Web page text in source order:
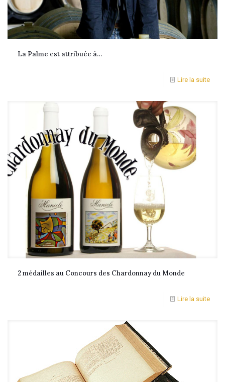
La Palme est attribuée à…
Lire la suite
2 médailles au Concours des Chardonnay du Monde
Lire la suite